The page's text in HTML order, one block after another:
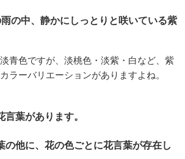
の中、静かにしっとりと咲いている紫
青色ですが、淡桃色・淡紫・白など、紫
ラーバリエーションがありますよね。
葉があります。
の他に、花の色ごとに花言葉が存在し